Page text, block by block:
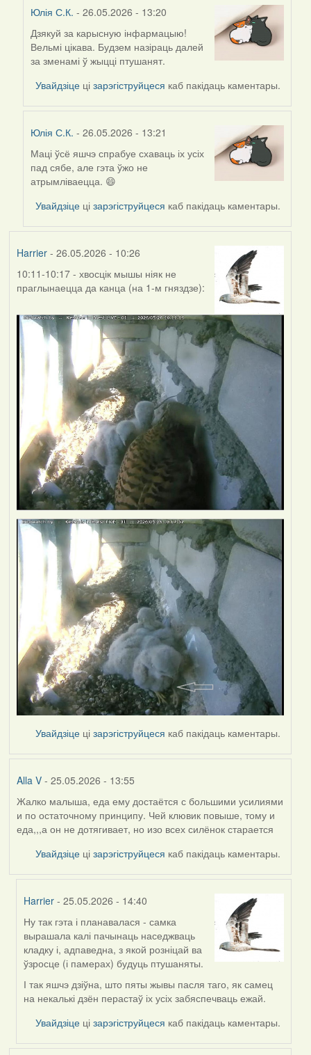
Юлія С.К. - 26.05.2026 - 13:20
In
reply
to
by
Harrier
Дзякуй за карысную інфармацыю!
Вельмі цікава. Будзем назіраць далей
за зменамі ў жыцці птушанят.
Увайдзіце цізарэгіструйцеся каб пакідаць каментары.
Юлія С.К. - 26.05.2026 - 13:21
In
reply
to
by
Harrier
Маці ўсё яшчэ спрабуе схаваць іх усіх
пад сябе, але гэта ўжо не
атрымліваецца. 😄
Увайдзіце цізарэгіструйцеся каб пакідаць каментары.
Harrier- 26.05.2026 - 10:26
10:11-10:17 - хвосцік мышы ніяк не
праглынаецца да канца (на 1-м гняздзе):
Увайдзіце цізарэгіструйцеся каб пакідаць каментары.
Alla V- 25.05.2026 - 13:55
Жалко малыша, еда ему достаётся с большими усилиями
и по остаточному принципу. Чей клювик повыше, тому и
еда,,,а он не дотягивает, но изо всех силёнок старается
Увайдзіце цізарэгіструйцеся каб пакідаць каментары.
Harrier - 25.05.2026 - 14:40
In
reply
to
by
Alla
V
Ну так гэта і планавалася - самка
вырашала калі пачынаць наседжваць
кладку і, адпаведна, з якой розніцай ва
ўзросце (і памерах) будуць птушаняты.
І так яшчэ дзіўна, што пяты жывы пасля таго, як самец
на некалькі дзён перастаў іх усіх забяспечваць ежай.
Увайдзіце цізарэгіструйцеся каб пакідаць каментары.